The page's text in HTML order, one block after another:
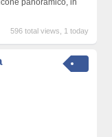
panoramico, in
596 total views, 1 today